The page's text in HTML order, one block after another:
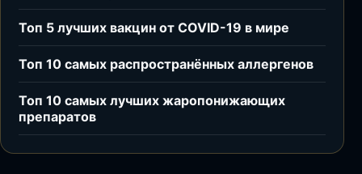
Топ 5 лучших вакцин от COVID-19 в мире
Топ 10 самых распространённых аллергенов
Топ 10 самых лучших жаропонижающих
препаратов